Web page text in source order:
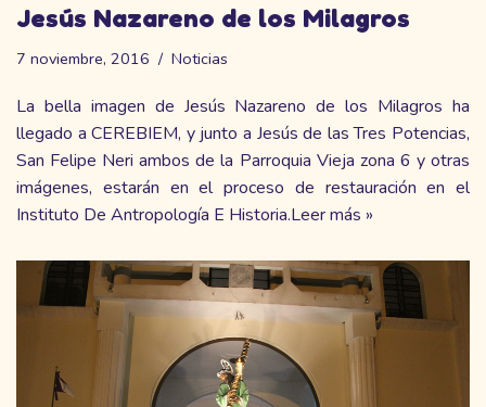
Jesús Nazareno de los Milagros
7 noviembre, 2016 Noticias
La bella imagen de Jesús Nazareno de los Milagros ha
llegado a CEREBIEM, y junto a Jesús de las Tres Potencias,
San Felipe Neri ambos de la Parroquia Vieja zona 6 y otras
imágenes, estarán en el proceso de restauración en el
Instituto De Antropología E Historia.Leer más »